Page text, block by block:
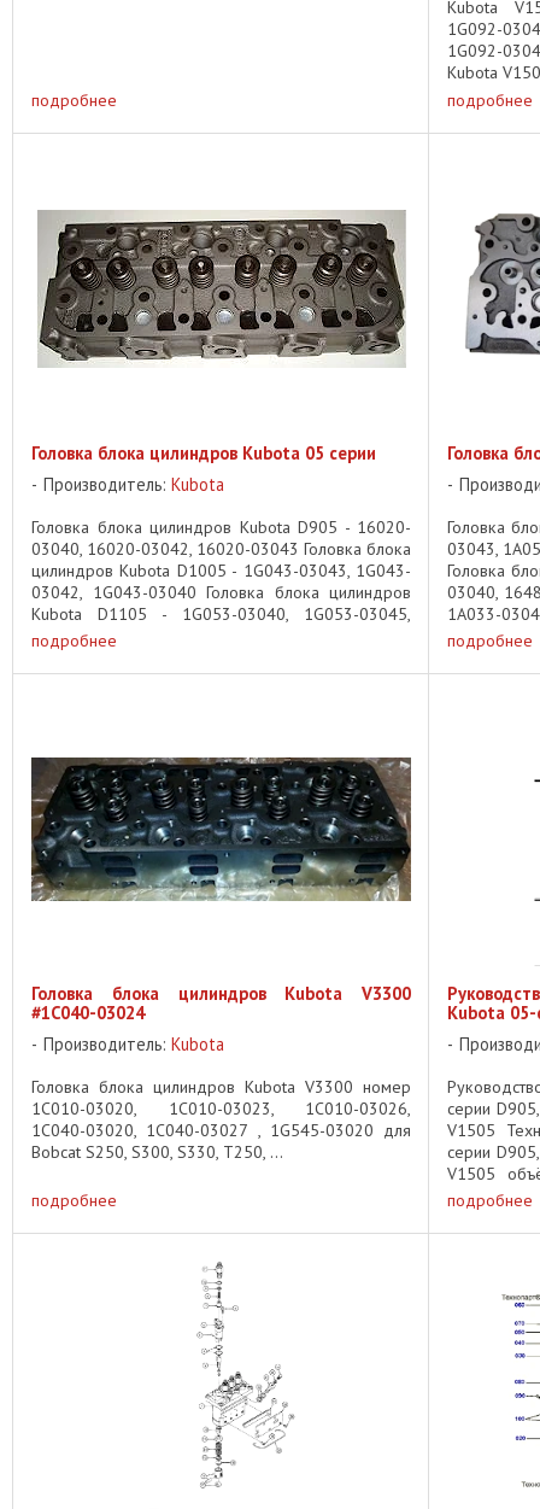
подробнее
Kubota
1G092-
1G092-
Kubota
подробнее
Головка блока цилиндров Kubota 05 серии
Производитель: Kubota
Головка блока цилиндров Kubota D905 - 16020-
03040, 16020-03042, 16020-03043 Головка блока
цилиндров Kubota D1005 - 1G043-03043, 1G043-
03042, 1G043-03040 Головка блока цилиндров
Kubota D1105 - 1G053-03040, 1G053-03045,
1G053-03044 Головка блока ...
подробнее
Головка
Головка
03043,
Головка
03040,
1A033-
V2003T -
подробнее
Головка блока цилиндров Kubota V3300
#1C040-03024
Производитель: Kubota
Головка блока цилиндров Kubota V3300 номер
1C010-03020, 1C010-03023, 1C010-03026,
1C040-03020, 1C040-03027 , 1G545-03020 для
Bobcat S250, S300, S330, T250, ...
подробнее
Kubota 05-
серии
V1505
серии
V1505
D1005,
подробнее